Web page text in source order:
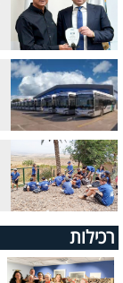
רכילות